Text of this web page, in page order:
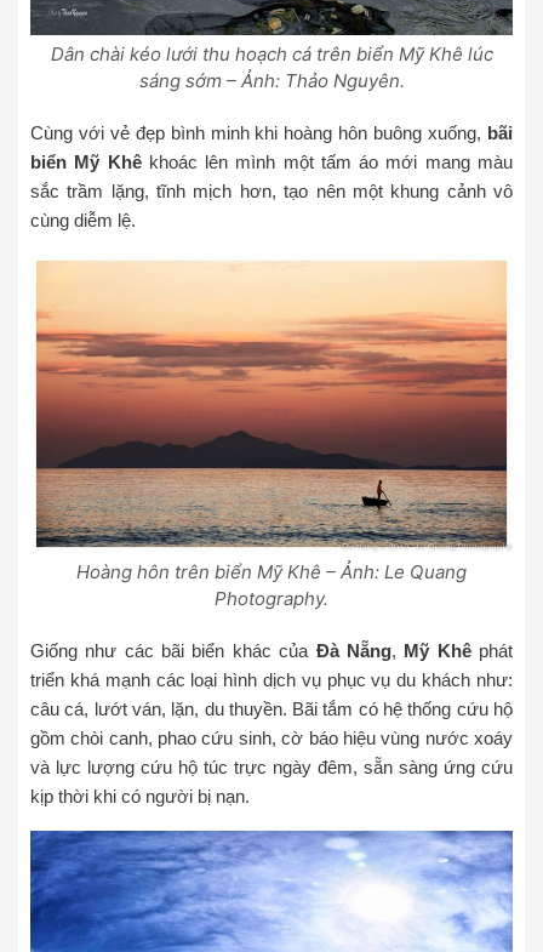
Dân chài kéo lưới thu hoạch cá trên biển Mỹ Khê lúc
sáng sớm – Ảnh: Thảo Nguyên.
Cùng với vẻ đẹp bình minh khi hoàng hôn buông xuống, bãi
biển Mỹ Khêkhoác lên mình một tấm áo mới mang màu
sắc trầm lặng, tĩnh mịch hơn, tạo nên một khung cảnh vô
cùng diễm lệ.
Hoàng hôn trên biển Mỹ Khê – Ảnh: Le Quang
Photography.
Giống như các bãi biển khác của Đà Nẵng, Mỹ Khêphát
triển khá mạnh các loại hình dịch vụ phục vụ du khách như:
câu cá, lướt ván, lặn, du thuyền. Bãi tắm có hệ thống cứu hộ
gồm chòi canh, phao cứu sinh, cờ báo hiệu vùng nước xoáy
và lực lượng cứu hộ túc trực ngày đêm, sẵn sàng ứng cứu
kịp thời khi có người bị nạn.